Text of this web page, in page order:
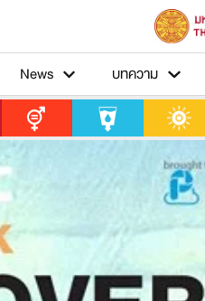
News บทความ